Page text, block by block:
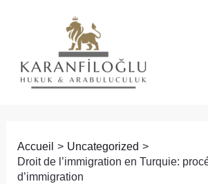
Accueil
Uncategorized
Droit de l’immigration en Turquie:
d’immigration